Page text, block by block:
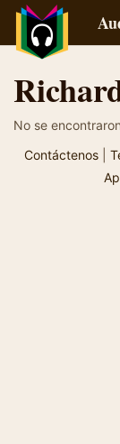
No se
Contáctenos